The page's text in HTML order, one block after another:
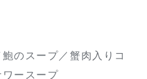
のスープ／蟹肉入りコ
ースープ